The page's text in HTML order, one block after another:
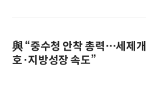
與 “중수청 안착 총력…세제
호·지방성장 속도”